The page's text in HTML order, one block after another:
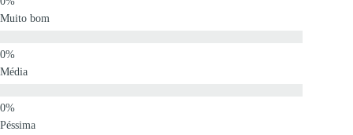
Muito bom
Média
Péssima